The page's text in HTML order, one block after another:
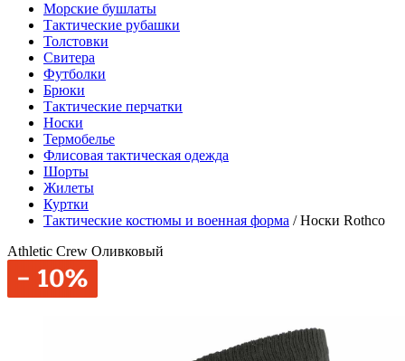
Морские бушлаты
Тактические рубашки
Толстовки
Свитера
Футболки
Брюки
Тактические перчатки
Носки
Термобелье
Флисовая тактическая одежда
Шорты
Жилеты
Куртки
Тактические костюмы и военная форма /Носки Rothco
Athletic Crew Оливковый